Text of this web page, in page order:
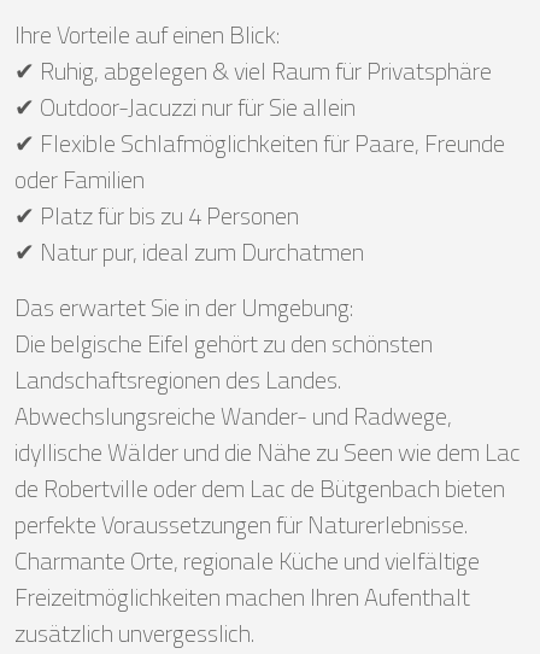
Ihre Vorteile auf einen Blick:
✔ Ruhig, abgelegen & viel Raum für Privatsphäre
✔ Outdoor-Jacuzzi nur für Sie allein
✔ Flexible Schlafmöglichkeiten für Paare, Freunde
oder Familien
✔ Platz für bis zu 4 Personen
✔ Natur pur, ideal zum Durchatmen
Das erwartet Sie in der Umgebung:
Die belgische Eifel gehört zu den schönsten
Landschaftsregionen des Landes.
Abwechslungsreiche Wander- und Radwege,
idyllische Wälder und die Nähe zu Seen wie dem Lac
de Robertville oder dem Lac de Bütgenbach bieten
perfekte Voraussetzungen für Naturerlebnisse.
Charmante Orte, regionale Küche und vielfältige
Freizeitmöglichkeiten machen Ihren Aufenthalt
zusätzlich unvergesslich.